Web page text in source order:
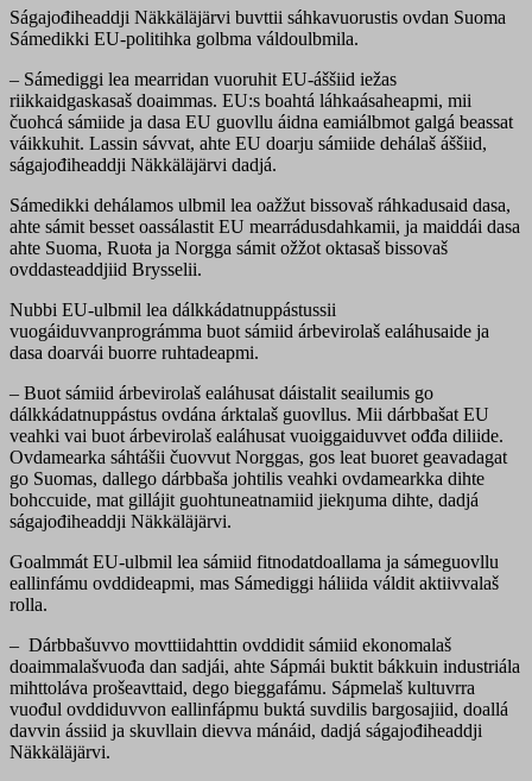
Ságajođiheaddji Näkkäläjärvi buvttii sáhkavuorustis ovdan Suoma
Sámedikki EU-politihka golbma váldoulbmila.
– Sámediggi lea mearridan vuoruhit EU-áššiid iežas
riikkaidgaskasaš doaimmas. EU:s boahtá láhkaásaheapmi, mii
čuohcá sámiide ja dasa EU guovllu áidna eamiálbmot galgá beassat
váikkuhit. Lassin sávvat, ahte EU doarju sámiide dehálaš áššiid,
ságajođiheaddji Näkkäläjärvi dadjá.
Sámedikki dehálamos ulbmil lea oažžut bissovaš ráhkadusaid dasa,
ahte sámit besset oassálastit EU mearrádusdahkamii, ja maiddái dasa
ahte Suoma, Ruoŧa ja Norgga sámit ožžot oktasaš bissovaš
ovddasteaddjiid Brysselii.
Nubbi EU-ulbmil lea dálkkádatnuppástussii
vuogáiduvvanprográmma buot sámiid árbevirolaš ealáhusaide ja
dasa doarvái buorre ruhtadeapmi.
– Buot sámiid árbevirolaš ealáhusat dáistalit seailumis go
dálkkádatnuppástus ovdána árktalaš guovllus. Mii dárbbašat EU
veahki vai buot árbevirolaš ealáhusat vuoiggaiduvvet ođđa diliide.
Ovdamearka sáhtášii čuovvut Norggas, gos leat buoret geavadagat
go Suomas, dallego dárbbaša johtilis veahki ovdamearkka dihte
bohccuide, mat gillájit guohtuneatnamiid jiekŋuma dihte, dadjá
ságajođiheaddji Näkkäläjärvi.
Goalmmát EU-ulbmil lea sámiid fitnodatdoallama ja sámeguovllu
eallinfámu ovddideapmi, mas Sámediggi háliida váldit aktiivvalaš
rolla.
– Dárbbašuvvo movttiidahttin ovddidit sámiid ekonomalaš
doaimmalašvuođa dan sadjái, ahte Sápmái buktit bákkuin industriála
mihttoláva prošeavttaid, dego bieggafámu. Sápmelaš kultuvrra
vuođul ovddiduvvon eallinfápmu buktá suvdilis bargosajiid, doallá
davvin ássiid ja skuvllain dievva mánáid, dadjá ságajođiheaddji
Näkkäläjärvi.